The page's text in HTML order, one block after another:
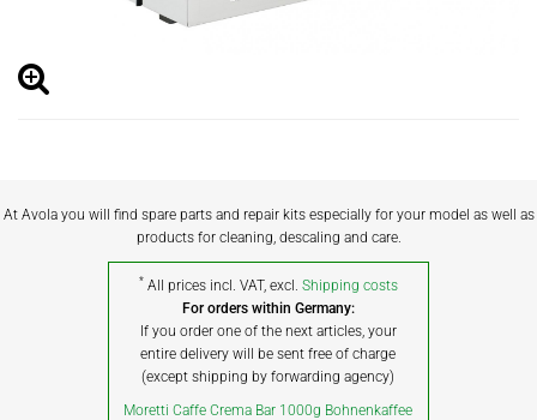
At Avola you will find spare parts and repair kits especially for your model as well as
products for cleaning, descaling and care.
* All prices incl. VAT, excl. Shipping costs
For orders within Germany:
If you order one of the next articles, your
entire delivery will be sent free of charge
(except shipping by forwarding agency)
Moretti Caffe Crema Bar 1000g Bohnenkaffee